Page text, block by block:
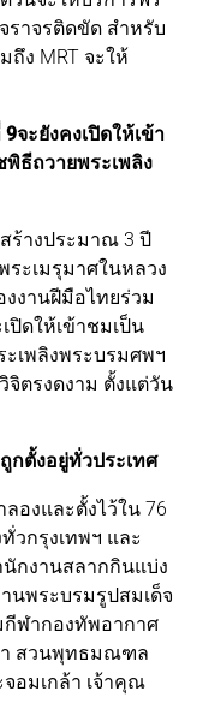
ราจรติดขัด สำหรับ
ง MRT จะให้
จะยังคงเปิดให้เข้า
พิธีถวายพระเพลิง
ร้างประมาณ 3 ปี
ระเมรุมาศในหลวง
งานฝีมือไทยร่วม
ปิดให้เข้าชมเป็น
ะเพลิงพระบรมศพฯ
จิตรงดงาม ตั้งแต่วัน
กตั้งอยู่ทั่วประเทศ
องและตั้งไว้ใน 76
วกรุงเทพฯ และ
กงานสลากกินแบ่ง
นพระบรมรูปสมเด็จ
ฬากองทัพอากาศ
า สวนพุทธมณฑล
อมเกล้า เจ้าคุณ